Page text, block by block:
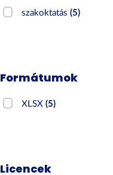
szakoktatás(5)
Formátumok
XLSX(5)
Licencek